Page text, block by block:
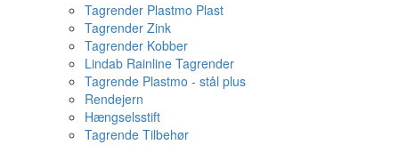
Tagrender Plastmo Plast
Tagrender Zink
Tagrender Kobber
Lindab Rainline Tagrender
Tagrende Plastmo - stål plus
Rendejern
Hængselsstift
Tagrende Tilbehør